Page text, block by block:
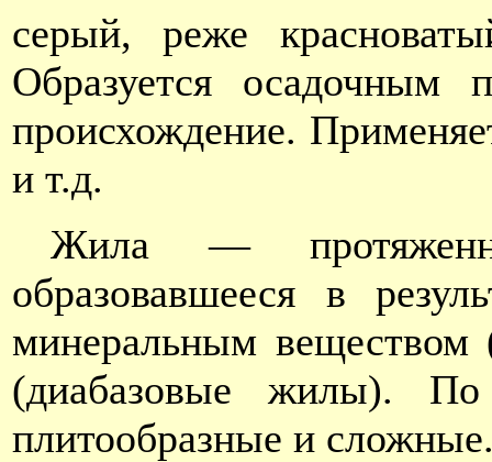
серый, реже
Образуется осадочным
происхождение.
и т.д.
Жила —
образовавшееся в
минеральным
(диабазовые жилы).
плитообразные и